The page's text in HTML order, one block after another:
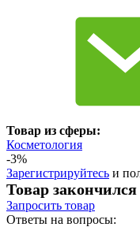
Товар из сферы:
Косметология
-3%
Зарегистрируйтесь и
Товар закончился
Запросить товар
Ответы на вопросы: